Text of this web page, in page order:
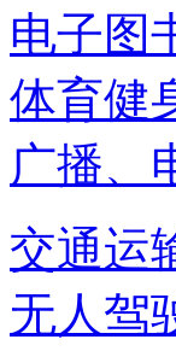
电子图
体育健
广播、
交通运
无人驾